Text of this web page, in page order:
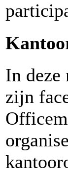
In deze
zijn